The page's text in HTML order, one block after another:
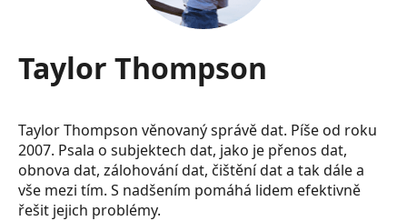
Taylor Thompson
Taylor Thompson věnovaný správě dat. Píše od roku
2007. Psala o subjektech dat, jako je přenos dat,
obnova dat, zálohování dat, čištění dat a tak dále a
vše mezi tím. S nadšením pomáhá lidem efektivně
řešit jejich problémy.